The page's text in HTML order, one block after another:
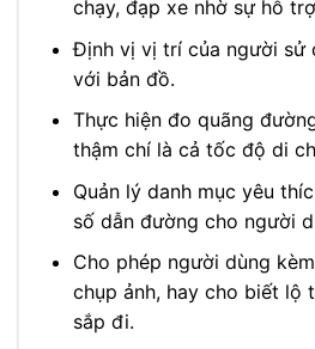
chạy, đạp xe nhờ sự hỗ
Định vị vị trí của người sử
với bản đồ.
Thực hiện đo quãng
thậm chí là cả tốc độ di
Quản lý danh mục yêu
số dẫn đường cho người
Cho phép người dùng
chụp ảnh, hay cho biết lộ
sắp đi.